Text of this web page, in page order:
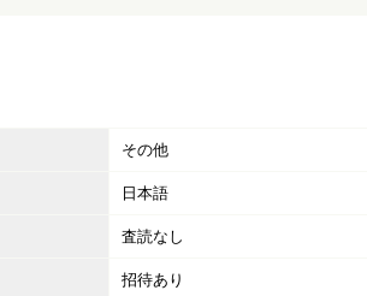
その他
日本語
査読なし
招待あり